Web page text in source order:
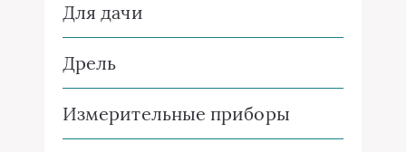
Для дачи
Дрель
Измерительные приборы